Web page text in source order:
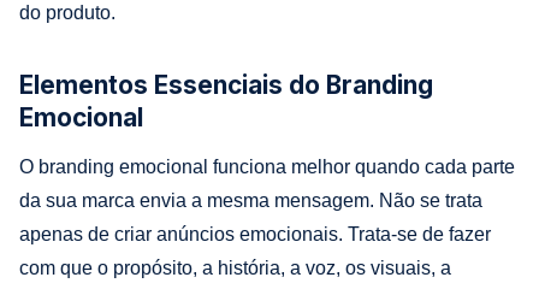
do produto.
Elementos Essenciais do Branding
Emocional
O branding emocional funciona melhor quando cada parte
da sua marca envia a mesma mensagem. Não se trata
apenas de criar anúncios emocionais. Trata-se de fazer
com que o propósito, a história, a voz, os visuais, a